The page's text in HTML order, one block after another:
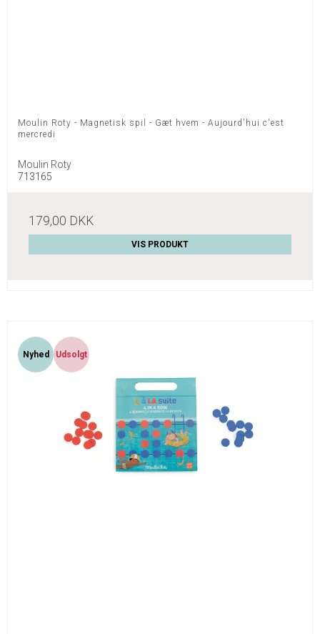
Moulin Roty - Magnetisk spil - Gæt hvem - Aujourd'hui c'est
mercredi
Moulin Roty
713165
179,00 DKK
VIS PRODUKT
Nyhed Udsolgt